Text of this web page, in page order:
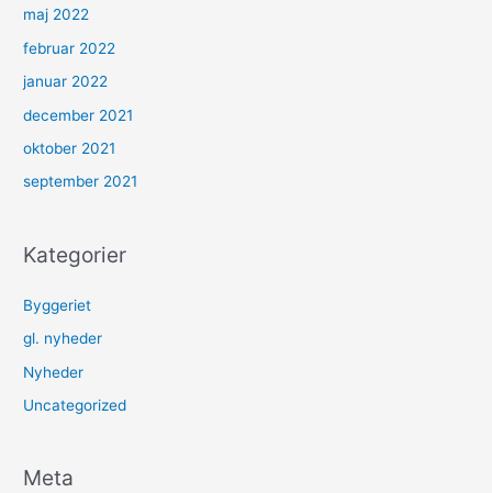
maj 2022
februar 2022
januar 2022
december 2021
oktober 2021
september 2021
Kategorier
Byggeriet
gl. nyheder
Nyheder
Uncategorized
Meta